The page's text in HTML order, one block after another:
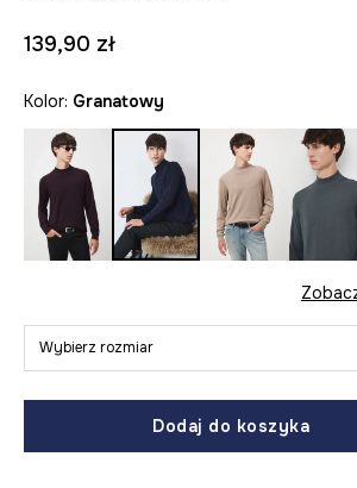
139,90 zł
Kolor: granatowy
Wybierz rozmiar
Dodaj do koszyka